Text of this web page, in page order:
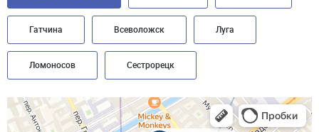
Гатчина Всеволожск Луга
Ломоносов Сестрорецк